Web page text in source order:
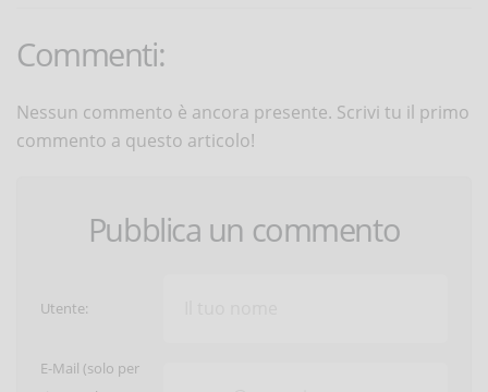
Commenti:
Nessun commento è ancora presente. Scrivi tu il primo
commento a questo articolo!
Pubblica un commento
Utente:
E-Mail (solo per